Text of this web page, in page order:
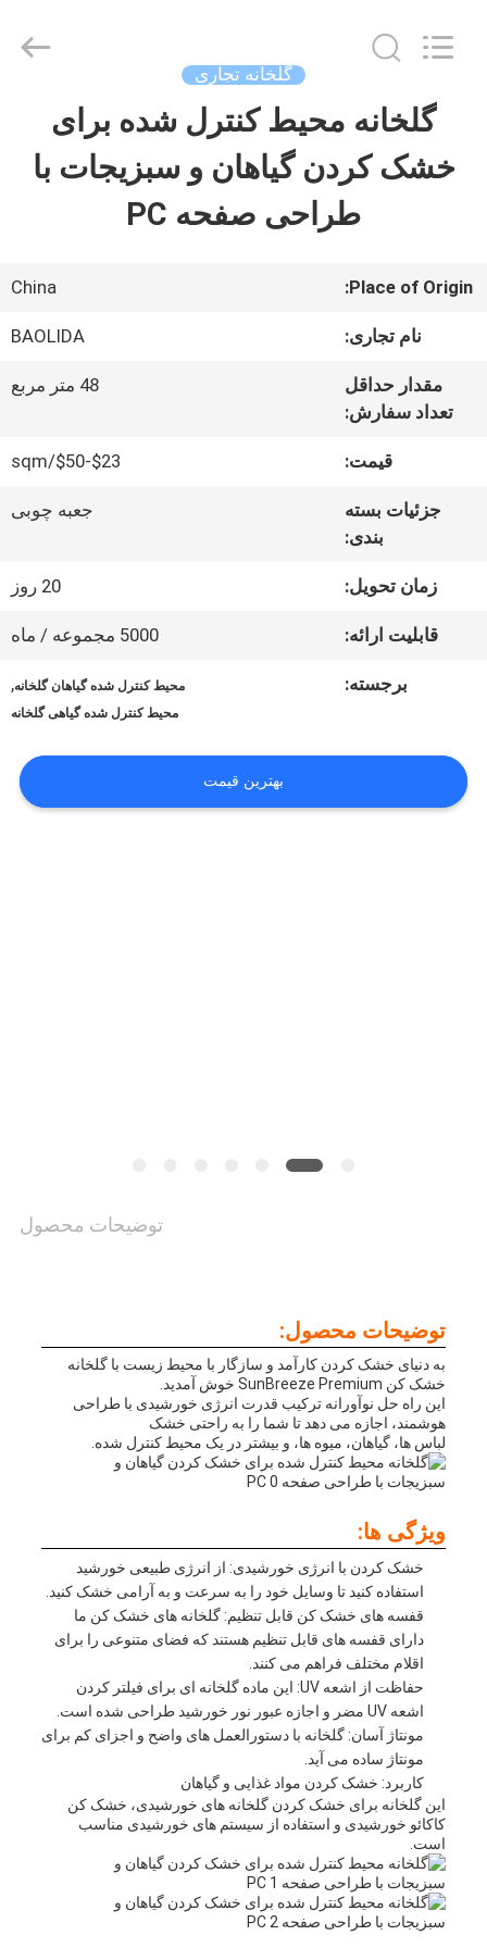
صفحه
اصلی
نمایش
واقعیت
مجازی
درباره
کنترل
کیفیت
حفظ
حریم
خصوصی
Reserved.
گلخانه تجاری
گلخانه محیط کنترل شده برای
خشک کردن گیاهان و سبزیجات با
طراحی صفحه PC
Place of Origin:
China
نام تجاری: BAOLIDA
مقدار حداقل
تعداد سفارش:
48 متر مربع
قیمت: $23-$50/sqm
جزئیات بسته
بندی:
جعبه چوبی
زمان تحویل: 20 روز
قابلیت ارائه: 5000 مجموعه / ماه
برجسته: محیط کنترل شده گیاهان گلخانه,
محیط کنترل شده گیاهی گلخانه
بهترین قیمت
توضیحات محصول
توضیحات محصول:
به دنیای خشک کردن کارآمد و سازگار با محیط زیست با گلخانه
خشک کن SunBreeze Premium خوش آمدید.
این راه حل نوآورانه ترکیب قدرت انرژی خورشیدی با طراحی
هوشمند، اجازه می دهد تا شما را به راحتی خشک
لباس ها، گیاهان، میوه ها، و بیشتر در یک محیط کنترل شده.
ویژگی ها:
خشک کردن با انرژی خورشیدی: از انرژی طبیعی خورشید
استفاده کنید تا وسایل خود را به سرعت و به آرامی خشک کنید.
قفسه های خشک کن قابل تنظیم: گلخانه های خشک کن ما
دارای قفسه های قابل تنظیم هستند که فضای متنوعی را برای
اقلام مختلف فراهم می کنند.
حفاظت از اشعه UV: این ماده گلخانه ای برای فیلتر کردن
اشعه UV مضر و اجازه عبور نور خورشید طراحی شده است.
مونتاژ آسان: گلخانه با دستورالعمل های واضح و اجزای کم برای
مونتاژ ساده می آید.
کاربرد: خشک کردن مواد غذایی و گیاهان
این گلخانه برای خشک کردن گلخانه های خورشیدی، خشک کن
کاکائو خورشیدی و استفاده از سیستم های خورشیدی مناسب
است.